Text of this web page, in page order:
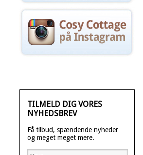
TILMELD DIG VORES
NYHEDSBREV
Få tilbud, spændende nyheder
og meget meget mere.